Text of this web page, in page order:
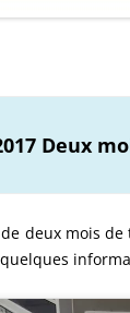
Deux
deux mois